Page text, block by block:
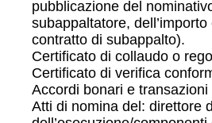
pubblicazione del
subappaltatore, dell’importo
contratto di subappalto).
Certificato di collaudo o
Certificato di verifica
Accordi bonari e transazioni
Atti di nomina del: direttore